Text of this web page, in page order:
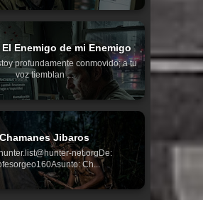
El Enemigo de mi Enemigo
profundamente conmovido; a tu
voz tiemblan ...
Chamanes Jibaros
net.orgDe:
Ch...